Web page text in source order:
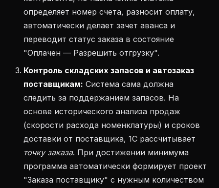
определяет номер счета, разносит оплату,
автоматически делает зачет аванса и
переводит статус заказа в состояние
"Оплачен — Разрешить отгрузку".
Контроль складских запасов и автозаказ
поставщикам: Система сама должна
следить за поддержанием запасов. На
основе исторического анализа продаж
(скорости расхода номенклатуры) и сроков
доставки от поставщика, 1С рассчитывает
точку заказа. При достижении минимума
программа автоматически формирует проект
"Заказа поставщику" с нужным количеством